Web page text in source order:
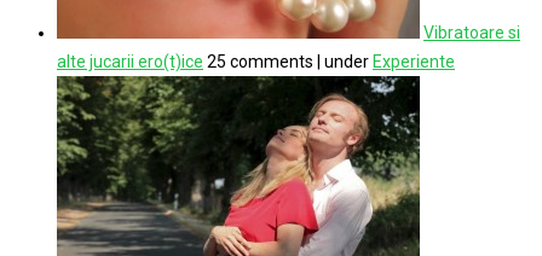
Vibratoare si
alte jucarii ero(t)ice 25 comments under Experiente